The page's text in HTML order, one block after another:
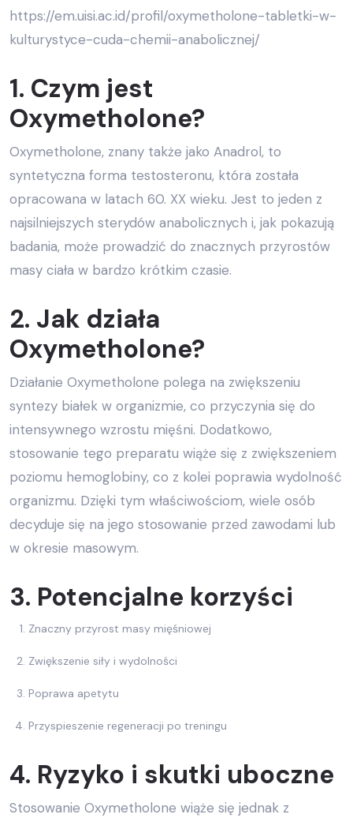
https://em.uisi.ac.id/profil/oxymetholone-tabletki-w-
kulturystyce-cuda-chemii-anabolicznej/
1. Czym jest
Oxymetholone?
Oxymetholone, znany także jako Anadrol, to
syntetyczna forma testosteronu, która została
opracowana w latach 60. XX wieku. Jest to jeden z
najsilniejszych sterydów anabolicznych i, jak pokazują
badania, może prowadzić do znacznych przyrostów
masy ciała w bardzo krótkim czasie.
2. Jak działa
Oxymetholone?
Działanie Oxymetholone polega na zwiększeniu
syntezy białek w organizmie, co przyczynia się do
intensywnego wzrostu mięśni. Dodatkowo,
stosowanie tego preparatu wiąże się z zwiększeniem
poziomu hemoglobiny, co z kolei poprawia wydolność
organizmu. Dzięki tym właściwościom, wiele osób
decyduje się na jego stosowanie przed zawodami lub
w okresie masowym.
3. Potencjalne korzyści
Znaczny przyrost masy mięśniowej
Zwiększenie siły i wydolności
Poprawa apetytu
Przyspieszenie regeneracji po treningu
4. Ryzyko i skutki uboczne
Stosowanie Oxymetholone wiąże się jednak z